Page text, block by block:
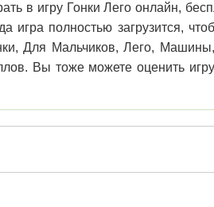
в игру Гонки Лего онлайн,
игра полностью загрузится,
Для Мальчиков, Лего,
Вы тоже можете оценить